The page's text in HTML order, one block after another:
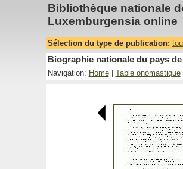
Bibliothèque nationale
Luxemburgensia online
Sélection du type de publication:
Biographie nationale du pays
Navigation: Home| Table onomastique|